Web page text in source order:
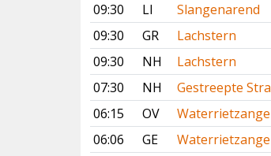
09:30
LI
Slangenarend
09:30
GR
Lachstern
09:30
NH
Lachstern
07:30
NH
Gestreepte
06:15
OV
06:06
GE